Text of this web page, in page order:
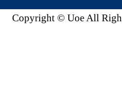
Copyright © Uoe All